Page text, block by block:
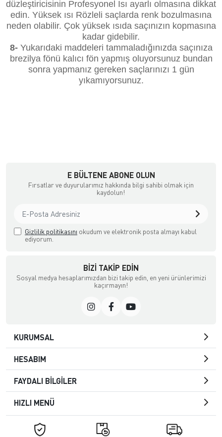
düzleştiricisinin Profesyonel Isı ayarlı olmasına dikkat
edin. Yüksek ısı Rözleli saçlarda renk bozulmasına
neden olabilir. Çok yüksek ısıda saçınızın kopmasına
kadar gidebilir.
8-Yukarıdaki maddeleri tammaladığınızda saçınıza
brezilya fönü kalıcı fön yapmış oluyorsunuz bundan
sonra yapmanız gereken saçlarınızı 1 gün
yıkamıyorsunuz.
E BÜLTENE ABONE OLUN
Fırsatlar ve duyurularımız hakkında bilgi sahibi olmak için
kaydolun!
Gizlilik politikasını okudum ve elektronik posta almayı kabul
ediyorum.
BIZI TAKIP EDIN
Sosyal medya hesaplarımızdan bizi takip edin, en yeni ürünlerimizi
kaçırmayın!
KURUMSAL
HESABIM
FAYDALI BİLGİLER
HIZLI MENÜ